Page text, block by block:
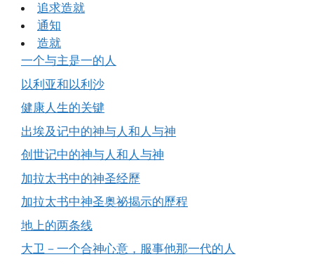
追求造就
通知
造就
一个与主是一的人
以利亚和以利沙
健康人生的关键
出埃及记中的神与人和人与神
创世记中的神与人和人与神
加拉太书中的神圣经歷
加拉太书中神圣奥祕揭示的歷程
地上的两条线
大卫－一个合神心意，服事他那一代的人